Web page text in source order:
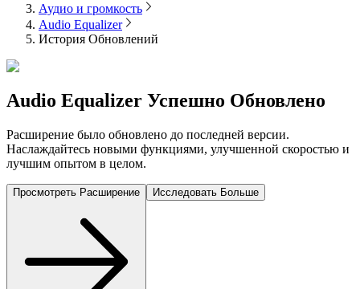
Аудио и громкость
Audio Equalizer
История Обновлений
Audio Equalizer Успешно Обновлено
Расширение было обновлено до последней версии.
Наслаждайтесь новыми функциями, улучшенной скоростью и
лучшим опытом в целом.
Просмотреть Расширение Исследовать Больше